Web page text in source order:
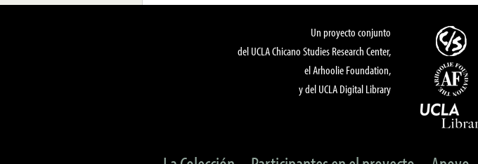
Un proyecto conjunto
del UCLA Chicano Studies Research Center,
el Arhoolie Foundation,
y del UCLA Digital Library